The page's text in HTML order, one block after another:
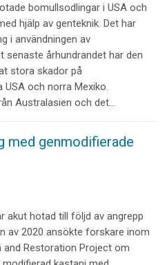
bomullsodlingar i USA och
hjälp av genteknik. Det har
i användningen av
senaste århundrandet har den
stora skador på
och norra Mexiko.
Australasien och det…
med genmodifierade
akut hotad till följd av angrepp
av 2020 ansökte forskare inom
Restoration Project om